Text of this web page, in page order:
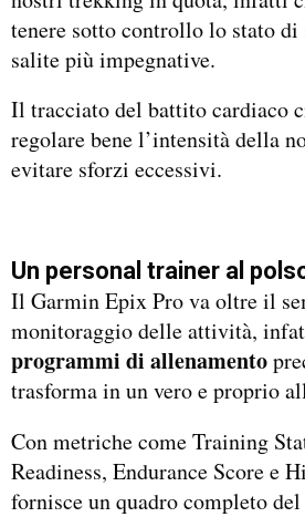
tenere sotto controllo lo stato di
salite più impegnative.
Il tracciato del battito cardiaco
regolare bene l’intensità della
evitare sforzi eccessivi.
Un personal trainer al
Il Garmin Epix Pro va oltre il
monitoraggio delle attività,
programmi di allenamento
trasforma in un vero e proprio
Con metriche come Training
Readiness, Endurance Score e
fornisce un quadro completo